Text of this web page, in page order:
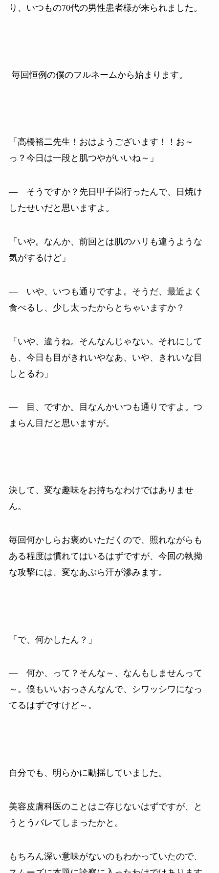
り、いつもの70代の男性患者様が来られました。
毎回恒例の僕のフルネームから始まります。
「高橋裕二先生！おはようございます！！お～
っ？今日は一段と肌つやがいいね～」
― そうですか？先日甲子園行ったんで、日焼け
したせいだと思いますよ。
「いや。なんか、前回とは肌のハリも違うような
気がするけど」
― いや、いつも通りですよ。そうだ、最近よく
食べるし、少し太ったからとちゃいますか？
「いや、違うね。そんなんじゃない。それにして
も、今日も目がきれいやなあ、いや、きれいな目
しとるわ」
― 目、ですか。目なんかいつも通りですよ。つ
まらん目だと思いますが。
決して、変な趣味をお持ちなわけではありませ
ん。
毎回何かしらお褒めいただくので、照れながらも
ある程度は慣れてはいるはずですが、今回の執拗
な攻撃には、変なあぶら汗が滲みます。
「で、何かしたん？」
― 何か、って？そんな～、なんもしませんって
～。僕もいいおっさんなんで、シワッシワになっ
てるはずですけど～。
自分でも、明らかに動揺していました。
美容皮膚科医のことはご存じないはずですが、と
うとうバレてしまったかと。
もちろん深い意味がないのもわかっていたので、